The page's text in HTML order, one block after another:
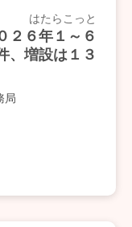
はたらこっと
２６年１～６
増設は１３
局